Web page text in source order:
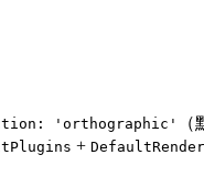
'orthographic'
+